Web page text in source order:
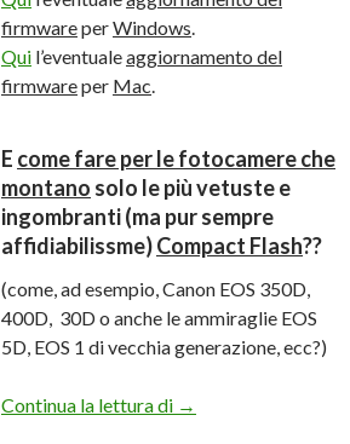
firmwareperWindows.
Qui l’eventualeaggiornamento del
firmwareper Mac.
E come fare per le fotocamere che
montano solo le più vetuste e
ingombranti (ma pur sempre
affidiabilissme)Compact Flash??
(come, ad esempio, Canon EOS 350D,
400D, 30D o anche le ammiraglie EOS
5D, EOS 1 di vecchia generazione, ecc?)
Continua la lettura di Adattatore da SD
→